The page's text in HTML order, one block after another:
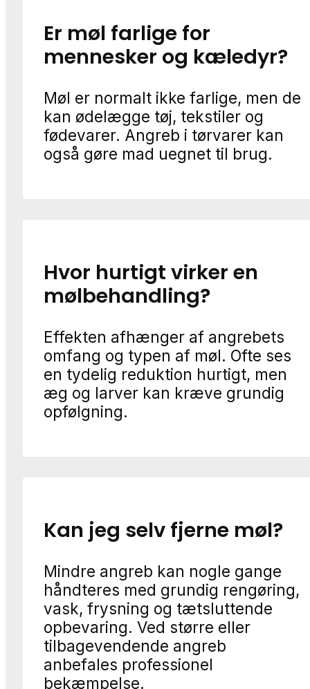
Er møl farlige for
mennesker og kæledyr?
Møl er normalt ikke farlige, men de
kan ødelægge tøj, tekstiler og
fødevarer. Angreb i tørvarer kan
også gøre mad uegnet til brug.
Hvor hurtigt virker en
mølbehandling?
Effekten afhænger af angrebets
omfang og typen af møl. Ofte ses
en tydelig reduktion hurtigt, men
æg og larver kan kræve grundig
opfølgning.
Kan jeg selv fjerne møl?
Mindre angreb kan nogle gange
håndteres med grundig rengøring,
vask, frysning og tætsluttende
opbevaring. Ved større eller
tilbagevendende angreb
anbefales professionel
bekæmpelse.